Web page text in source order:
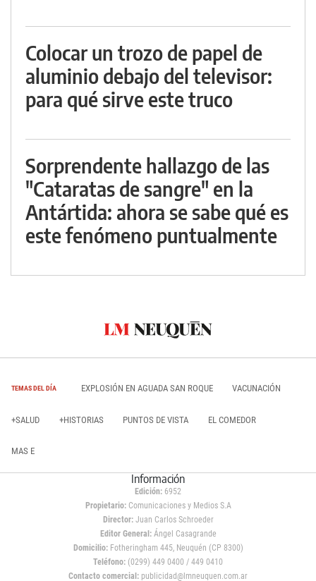
Colocar un trozo de papel de
aluminio debajo del televisor:
para qué sirve este truco
Sorprendente hallazgo de las
"Cataratas de sangre" en la
Antártida: ahora se sabe qué es
este fenómeno puntualmente
TEMAS DEL DÍA EXPLOSIÓN EN AGUADA SAN ROQUE VACUNACIÓN
+SALUD +HISTORIAS PUNTOS DE VISTA EL COMEDOR
MAS E
Información
Edición: 6952
Propietario:Comunicaciones y Medios S.A
Director: Juan Carlos Schroeder
Editor General:Ángel Casagrande
Domicilio:Fotheringham 445, Neuquén (CP 8300)
Teléfono: (0299) 449 0400 / 449 0410
Contacto comercial: publicidad@lmneuquen.com.ar